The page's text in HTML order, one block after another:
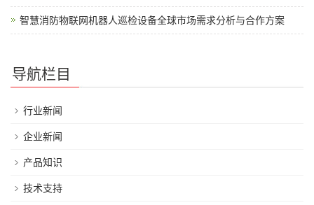
智慧消防物联网机器人巡检设备全球市场需求分析与合作方案
导航栏目
行业新闻
企业新闻
产品知识
技术支持